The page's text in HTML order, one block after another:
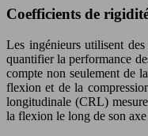
Coefficients de
Les ingénieurs utilisent
quantifier la performance
compte non seulement de
flexion et de la
longitudinale (CRL)
la flexion le long de son